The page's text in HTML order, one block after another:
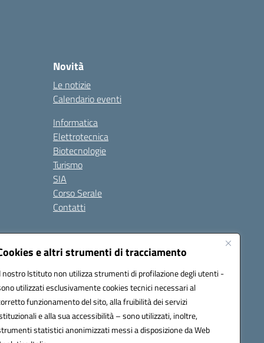
e altri strumenti di tracciamento
nostro Istituto non utilizza strumenti di profilazione degli utenti -
utilizzati esclusivamente cookies tecnici necessari al
funzionamento del sito, alla fruibilità dei servizi
e alla sua accessibilità – sono utilizzati, inoltre,
statistici anonimizzati messi a disposizione da Web
Novità
Le notizie
Calendario eventi
Informatica
Elettrotecnica
Biotecnologie
Turismo
SIA
Corso Serale
Contatti
OIV Seguici su: